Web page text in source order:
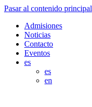
Pasar al contenido principal
Admisiones
Noticias
Contacto
Eventos
es
es
en